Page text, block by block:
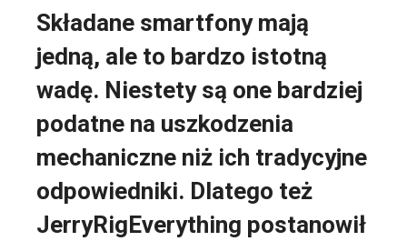
Składane smartfony mają
jedną, ale to bardzo istotną
wadę. Niestety są one bardziej
podatne na uszkodzenia
mechaniczne niż ich tradycyjne
odpowiedniki. Dlatego też
JerryRigEverything postanowił